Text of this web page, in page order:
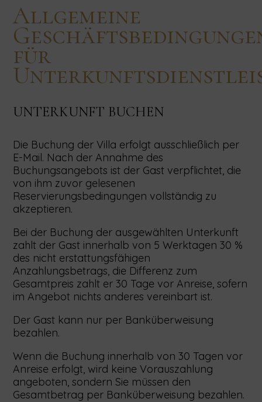
Allgemeine
für
UNTERKUNFT BUCHEN
Die Buchung der Villa erfolgt ausschließlich per
E-Mail. Nach der Annahme des
Buchungsangebots ist der Gast verpflichtet, die
von ihm zuvor gelesenen
Reservierungsbedingungen vollständig zu
akzeptieren.
Bei der Buchung der ausgewählten Unterkunft
zahlt der Gast innerhalb von 5 Werktagen 30 %
des nicht erstattungsfähigen
Anzahlungsbetrags, die Differenz zum
Gesamtpreis zahlt er 30 Tage vor Anreise, sofern
im Angebot nichts anderes vereinbart ist.
Der Gast kann nur per Banküberweisung
bezahlen.
Wenn die Buchung innerhalb von 30 Tagen vor
Anreise erfolgt, wird keine Vorauszahlung
angeboten, sondern Sie müssen den
Gesamtbetrag per Banküberweisung bezahlen.